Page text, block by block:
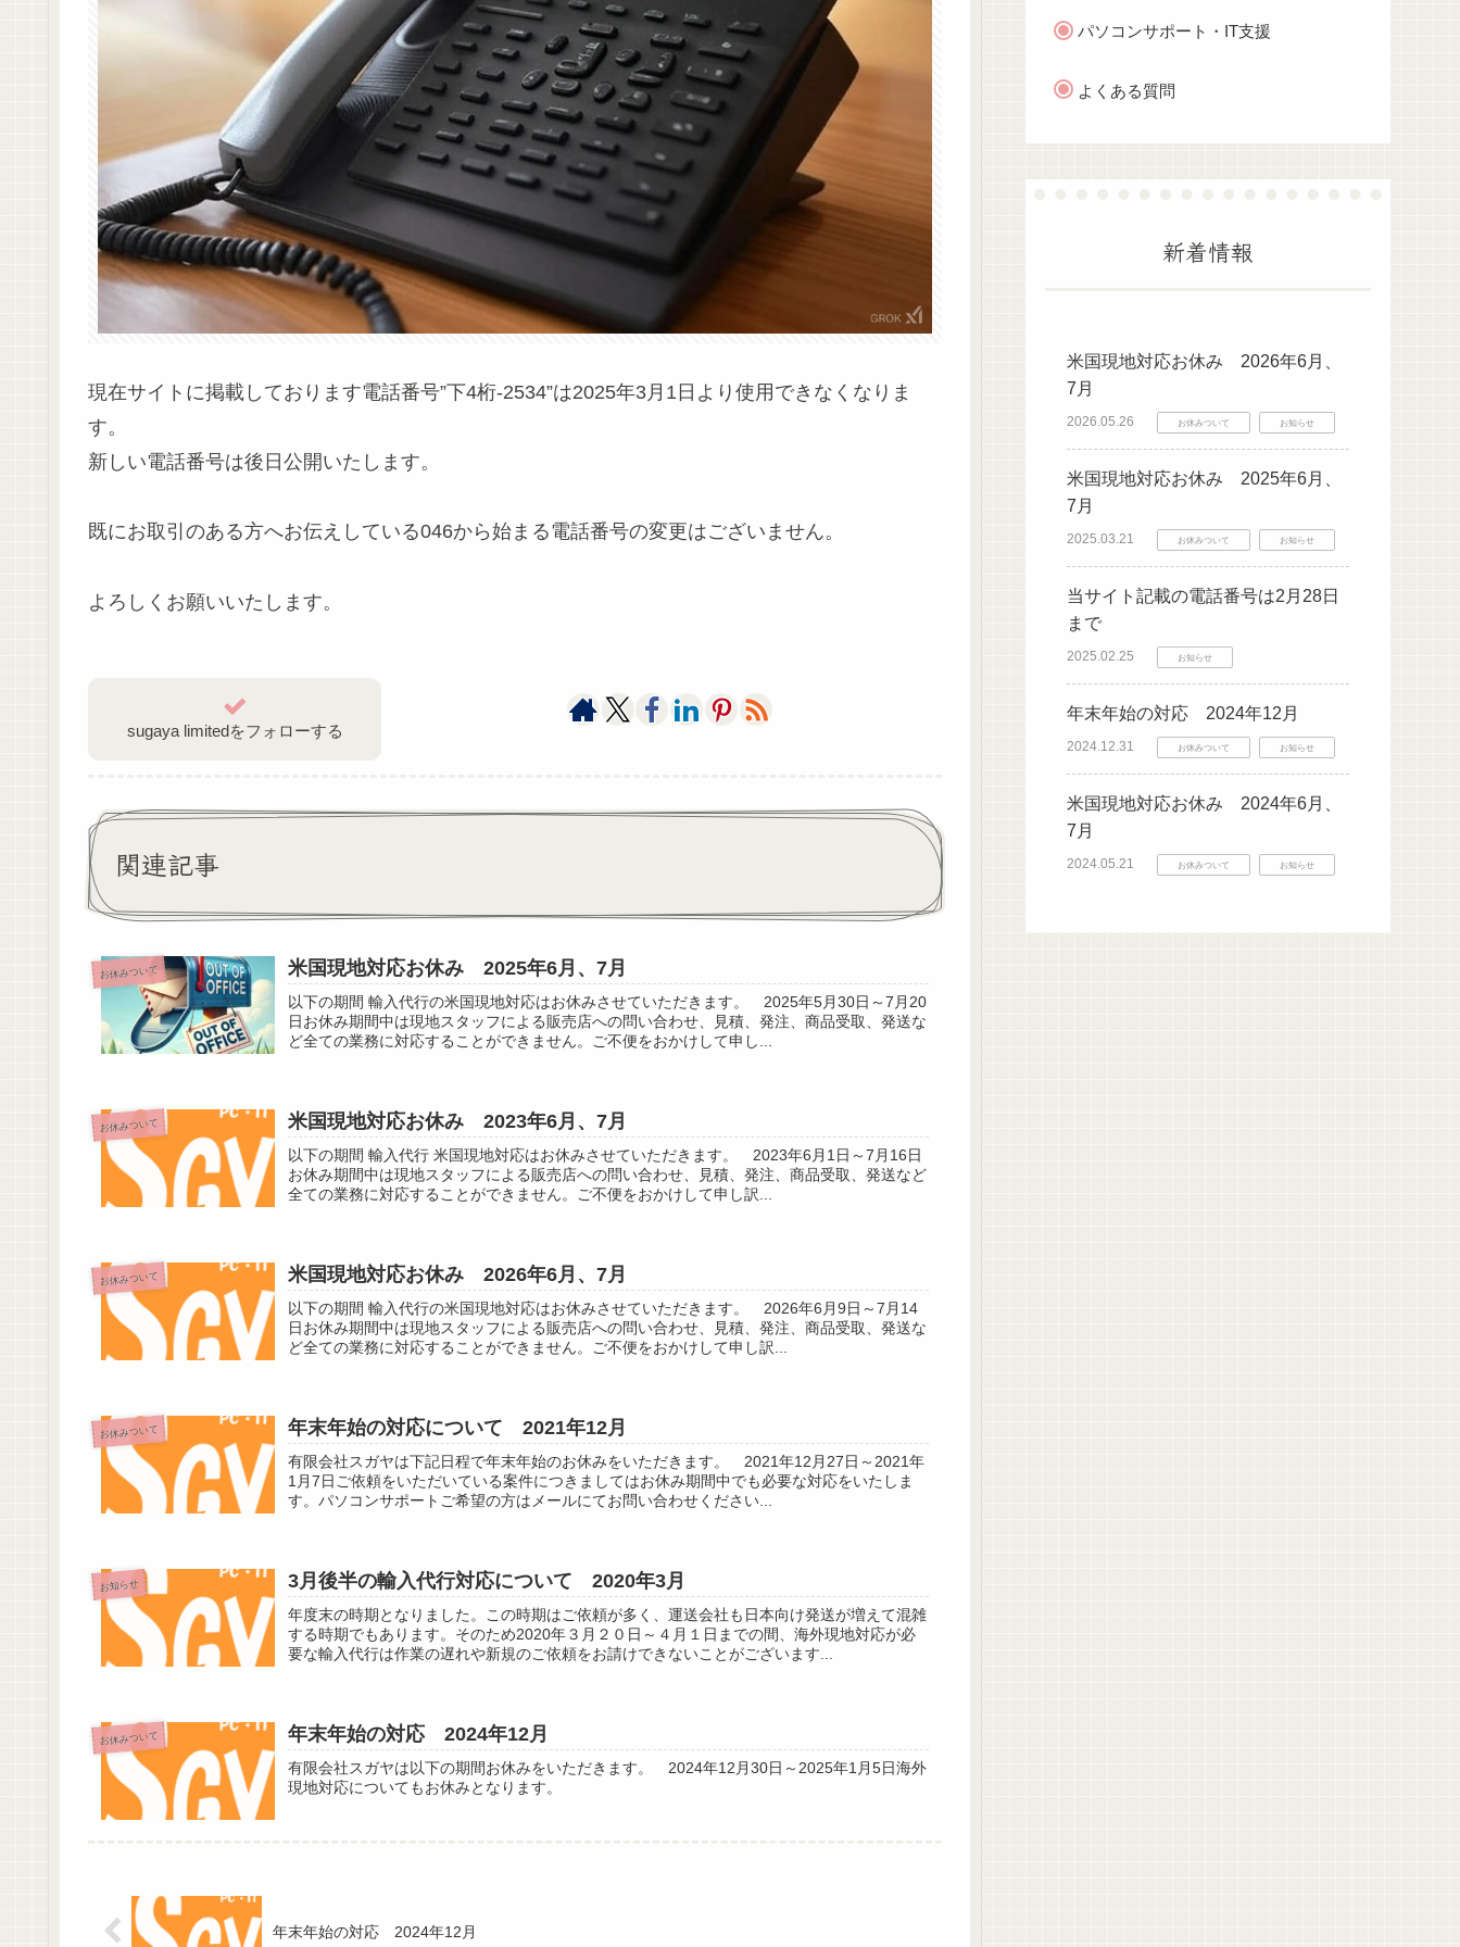
現在サイトに掲載しております電話番号”下4桁-2534”は2025年3月1日より使用できなくなりま
す。
新しい電話番号は後日公開いたします。
既にお取引のある方へお伝えしている046から始まる電話番号の変更はございません。
よろしくお願いいたします。
sugaya limitedをフォローする
関連記事
お休みついて 米国現地対応お休み 2025年6月、7月
以下の期間 輸入代行の米国現地対応はお休みさせていただきます。 2025年5月30日～7月20
日お休み期間中は現地スタッフによる販売店への問い合わせ、見積、発注、商品受取、発送な
ど全ての業務に対応することができません。ご不便をおかけして申し...
お休みついて 米国現地対応お休み 2023年6月、7月
以下の期間 輸入代行 米国現地対応はお休みさせていただきます。 2023年6月1日～7月16日
お休み期間中は現地スタッフによる販売店への問い合わせ、見積、発注、商品受取、発送など
全ての業務に対応することができません。ご不便をおかけして申し訳...
お休みついて 米国現地対応お休み 2026年6月、7月
以下の期間 輸入代行の米国現地対応はお休みさせていただきます。 2026年6月9日～7月14
日お休み期間中は現地スタッフによる販売店への問い合わせ、見積、発注、商品受取、発送な
ど全ての業務に対応することができません。ご不便をおかけして申し訳...
お休みついて 年末年始の対応について 2021年12月
有限会社スガヤは下記日程で年末年始のお休みをいただきます。 2021年12月27日～2021年
1月7日ご依頼をいただいている案件につきましてはお休み期間中でも必要な対応をいたしま
す。パソコンサポートご希望の方はメールにてお問い合わせください...
お知らせ 3月後半の輸入代行対応について 2020年3月
年度末の時期となりました。この時期はご依頼が多く、運送会社も日本向け発送が増えて混雑
する時期でもあります。そのため2020年３月２０日～４月１日までの間、海外現地対応が必
要な輸入代行は作業の遅れや新規のご依頼をお請けできないことがございます...
お休みついて 年末年始の対応 2024年12月
有限会社スガヤは以下の期間お休みをいただきます。 2024年12月30日～2025年1月5日海外
現地対応についてもお休みとなります。
年末年始の対応 2024年12月
パソコンサポート・IT支援
よくある質問
新着情報
米国現地対応お休み 2026年6月、
7月
2026.05.26 お休みついて お知らせ
米国現地対応お休み 2025年6月、
7月
2025.03.21 お休みついて お知らせ
当サイト記載の電話番号は2月28日
まで
2025.02.25 お知らせ
年末年始の対応 2024年12月
2024.12.31 お休みついて お知らせ
米国現地対応お休み 2024年6月、
7月
2024.05.21 お休みついて お知らせ